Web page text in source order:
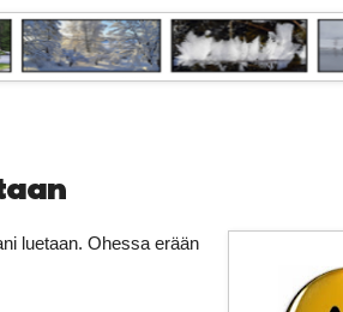
luetaan. Ohessa erään